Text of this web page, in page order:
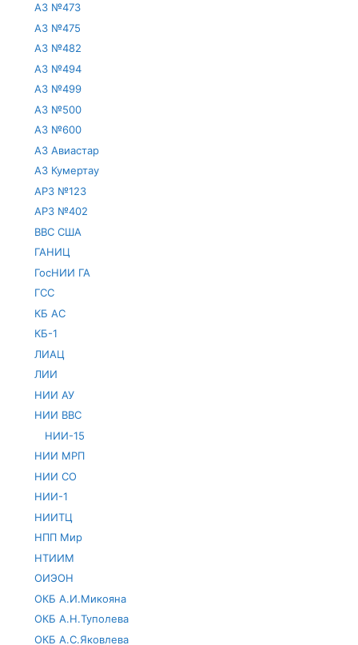
АЗ №473
АЗ №475
АЗ №482
АЗ №494
АЗ №499
АЗ №500
АЗ №600
АЗ Авиастар
АЗ Кумертау
АРЗ №123
АРЗ №402
ВВС США
ГАНИЦ
ГосНИИ ГА
ГСС
КБ АС
КБ-1
ЛИАЦ
ЛИИ
НИИ АУ
НИИ ВВС
НИИ-15
НИИ МРП
НИИ СО
НИИ-1
НИИТЦ
НПП Мир
НТИИМ
ОИЭОН
ОКБ А.И.Микояна
ОКБ А.Н.Туполева
ОКБ А.С.Яковлева